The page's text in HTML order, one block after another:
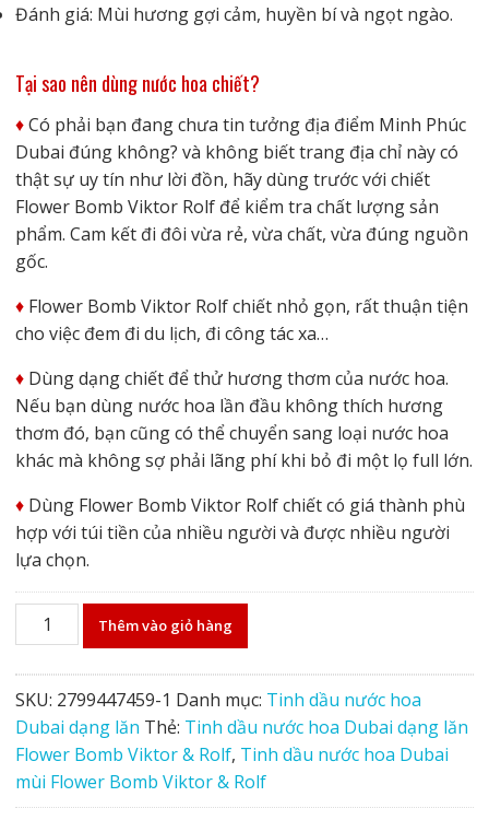
Đánh giá: Mùi hương gợi cảm, huyền bí và ngọt ngào.
Tại sao nên dùng nước hoa chiết?
♦️Có phải bạn đang chưa tin tưởng địa điểm Minh Phúc
Dubai đúng không? và không biết trang địa chỉ này có
thật sự uy tín như lời đồn, hãy dùng trước với chiết
Flower Bomb Viktor Rolf để kiểm tra chất lượng sản
phẩm. Cam kết đi đôi vừa rẻ, vừa chất, vừa đúng nguồn
gốc.
♦️Flower Bomb Viktor Rolf chiết nhỏ gọn, rất thuận tiện
cho việc đem đi du lịch, đi công tác xa…
♦️Dùng dạng chiết để thử hương thơm của nước hoa.
Nếu bạn dùng nước hoa lần đầu không thích hương
thơm đó, bạn cũng có thể chuyển sang loại nước hoa
khác mà không sợ phải lãng phí khi bỏ đi một lọ full lớn.
♦️ Dùng Flower Bomb Viktor Rolf chiết có giá thành phù
hợp với túi tiền của nhiều người và được nhiều người
lựa chọn.
Tinh
dầu
nước
hoa
Dubai
dạng
lăn
Flower
Thêm vào giỏ hàng
SKU: 2799447459-1 Danh mục: Tinh dầu nước hoa
Dubai dạng lăn Thẻ: Tinh dầu nước hoa Dubai dạng lăn
Flower Bomb Viktor & Rolf, Tinh dầu nước hoa Dubai
mùi Flower Bomb Viktor & Rolf